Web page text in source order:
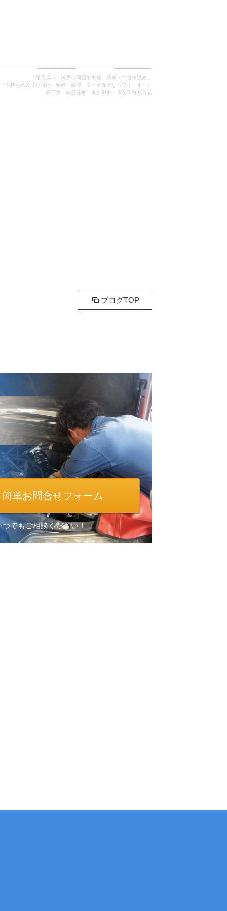
尾張旭市・瀬戸市周辺で車検、新車・中古車販売、
ツ持ち込み取り付け、整備・修理、タイヤ保管ならアイ・オート
瀬戸市・春日井市・名古屋市・長久手市からも
ブログTOP
簡単お問合せフォーム
つでもご相談ください！